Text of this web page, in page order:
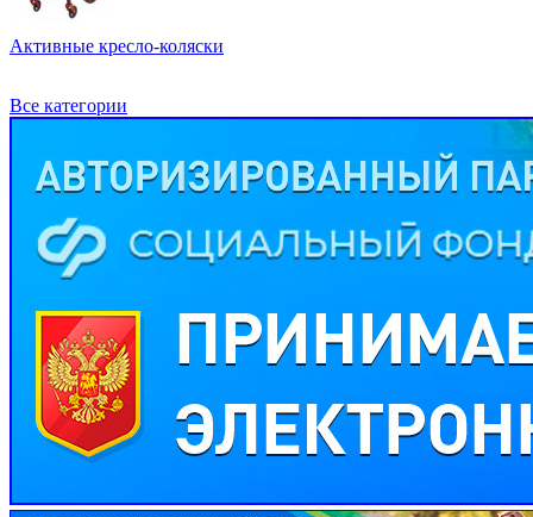
Активные кресло-коляски
Все категории